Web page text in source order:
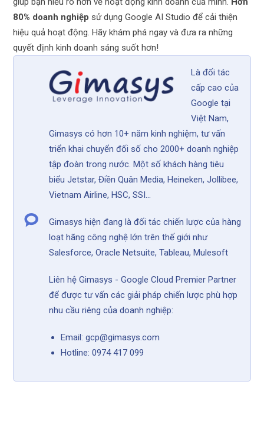
80% doanh nghiệp sử dụng Google AI Studio để cải thiện
hiệu quả hoạt động. Hãy khám phá ngay và đưa ra những
quyết định kinh doanh sáng suốt hơn!
Là đối tác
cấp cao của
Google tại
Việt Nam,
Gimasys có hơn 10+ năm kinh nghiệm, tư vấn
triển khai chuyển đối số cho 2000+ doanh nghiệp
tập đoàn trong nước. Một số khách hàng tiêu
biểu Jetstar, Điền Quân Media, Heineken, Jollibee,
Vietnam Airline, HSC, SSI...
Gimasys hiện đang là đối tác chiến lược của hàng
loạt hãng công nghệ lớn trên thế giới như
Salesforce, Oracle Netsuite, Tableau, Mulesoft
Liên hệ Gimasys - Google Cloud Premier Partner
để được tư vấn các giải pháp chiến lược phù hợp
nhu cầu riêng của doanh nghiệp:
Email: gcp@gimasys.com
Hotline: 0974 417 099